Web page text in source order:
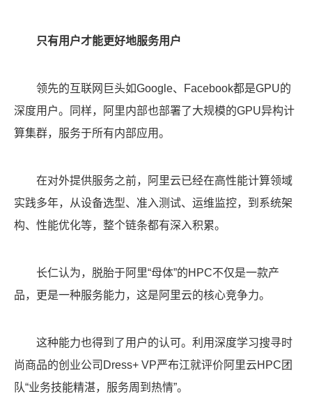
只有用户才能更好地服务用户
领先的互联网巨头如Google、Facebook都是GPU的
深度用户。同样，阿里内部也部署了大规模的GPU异构计
算集群，服务于所有内部应用。
在对外提供服务之前，阿里云已经在高性能计算领域
实践多年，从设备选型、准入测试、运维监控，到系统架
构、性能优化等，整个链条都有深入积累。
长仁认为，脱胎于阿里“母体”的HPC不仅是一款产
品，更是一种服务能力，这是阿里云的核心竞争力。
这种能力也得到了用户的认可。利用深度学习搜寻时
尚商品的创业公司Dress+ VP严布江就评价阿里云HPC团
队“业务技能精湛，服务周到热情”。